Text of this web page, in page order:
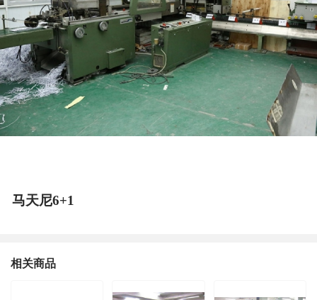
马天尼6+1
相关商品